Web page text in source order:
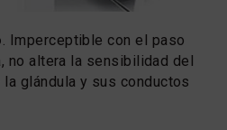
. Imperceptible con el paso
no altera la sensibilidad del
glándula y sus conductos